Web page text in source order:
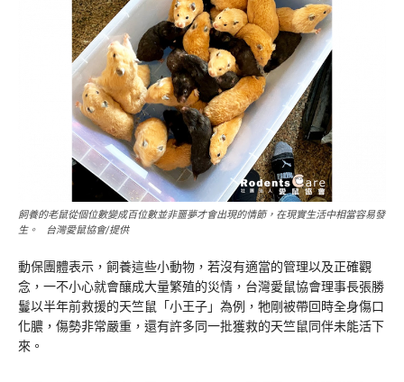
飼養的老鼠從個位數變成百位數並非噩夢才會出現的情節，在現實生活中相當容易發
生。 台灣愛鼠協會/提供
動保團體表示，飼養這些小動物，若沒有適當的管理以及正確觀
念，一不小心就會釀成大量繁殖的災情，台灣愛鼠協會理事長張勝
鬘以半年前救援的天竺鼠「小王子」為例，牠剛被帶回時全身傷口
化膿，傷勢非常嚴重，還有許多同一批獲救的天竺鼠同伴未能活下
來。